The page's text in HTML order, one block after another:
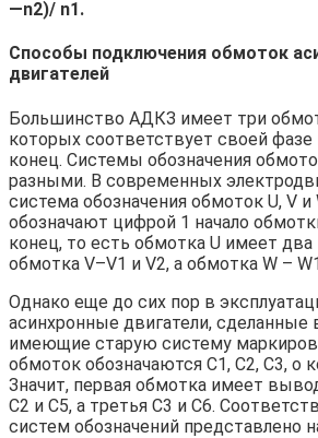
—n2)/ n1.
Способы подключения обмоток
двигателей
Большинство АДКЗ имеет три
которых соответствует своей фазе
конец. Системы обозначения
разными. В современных
система обозначения обмоток U, V
обозначают цифрой 1 начало
конец, то есть обмотка U имеет два
обмотка V–V1 и V2, а обмотка W –
Однако еще до сих пор в
асинхронные двигатели,
имеющие старую систему
обмоток обозначаются C1, C2, C3, о
Значит, первая обмотка имеет
C2 и C5, а третья C3 и C6.
систем обозначений представлено